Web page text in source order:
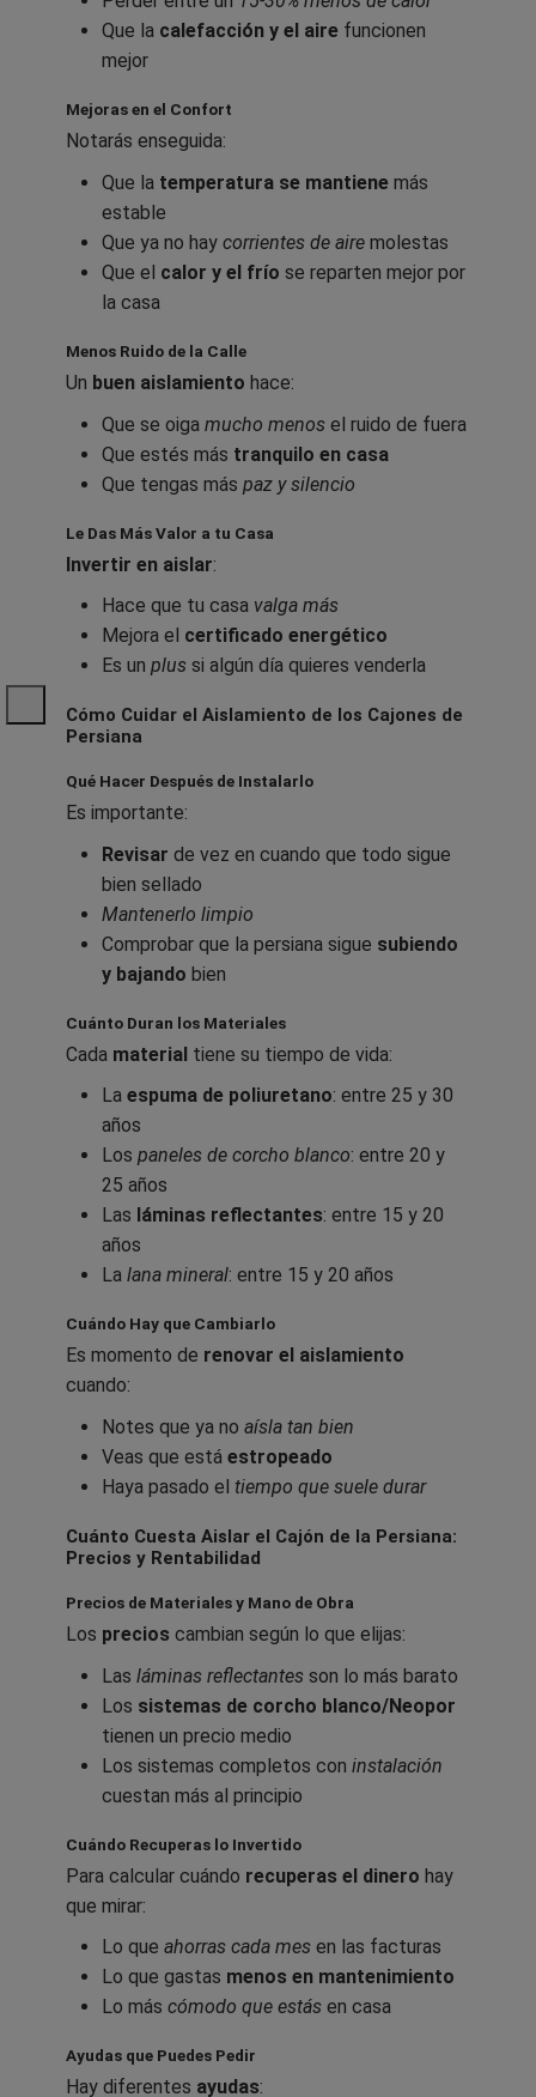
Que la calefacción y el aire funcionen
mejor
Mejoras en el Confort
Notarás enseguida:
Que la temperatura se mantiene más
estable
Que ya no hay corrientes de aire molestas
Que el calor y el frío se reparten mejor por
la casa
Menos Ruido de la Calle
Un buen aislamiento hace:
Que se oiga mucho menos el ruido de fuera
Que estés más tranquilo en casa
Que tengas más paz y silencio
Le Das Más Valor a tu Casa
Invertir en aislar:
Hace que tu casa valga más
Mejora el certificado energético
Es un plus si algún día quieres venderla
Cómo Cuidar el Aislamiento de los Cajones de
Persiana
Qué Hacer Después de Instalarlo
Es importante:
Revisar de vez en cuando que todo sigue
bien sellado
Mantenerlo limpio
Comprobar que la persiana sigue subiendo
y bajando bien
Cuánto Duran los Materiales
Cada material tiene su tiempo de vida:
La espuma de poliuretano: entre 25 y 30
años
Los paneles de corcho blanco: entre 20 y
25 años
Las láminas reflectantes: entre 15 y 20
años
La lana mineral: entre 15 y 20 años
Cuándo Hay que Cambiarlo
Es momento de renovar el aislamiento
cuando:
Notes que ya no aísla tan bien
Veas que está estropeado
Haya pasado el tiempo que suele durar
Cuánto Cuesta Aislar el Cajón de la Persiana:
Precios y Rentabilidad
Precios de Materiales y Mano de Obra
Los precios cambian según lo que elijas:
Las láminas reflectantes son lo más barato
Los sistemas de corcho blanco/Neopor
tienen un precio medio
Los sistemas completos con instalación
cuestan más al principio
Cuándo Recuperas lo Invertido
Para calcular cuándo recuperas el dinero hay
que mirar:
Lo que ahorras cada mes en las facturas
Lo que gastas menos en mantenimiento
Lo más cómodo que estás en casa
Ayudas que Puedes Pedir
Hay diferentes ayudas: